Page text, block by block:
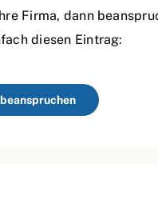
Firma, dann
diesen Eintrag: